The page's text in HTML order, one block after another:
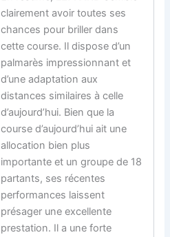
clairement avoir toutes ses
chances pour briller dans
cette course. Il dispose d’un
palmarès impressionnant et
d’une adaptation aux
distances similaires à celle
d’aujourd’hui. Bien que la
course d’aujourd’hui ait une
allocation bien plus
importante et un groupe de 18
partants, ses récentes
performances laissent
présager une excellente
prestation. Il a une forte